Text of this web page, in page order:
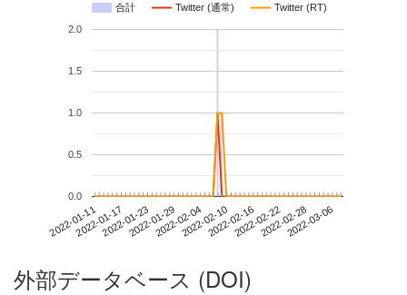
合計 Twitter (通常) Twitter (RT)
2022-01-112022-01-172022-01-232022-01-292022-02-042022-02-102022-02-162022-02-222022-02-282022-03-06
0.0
0.5
1.0
1.5
2.0
外部データベース (DOI)